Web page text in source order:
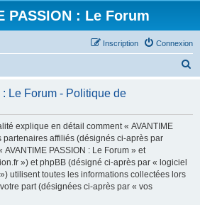
PASSION : Le Forum
Connexion
Inscription
h
Le Forum - Politique de
explique en détail comment « AVANTIME
partenaires affiliés (désignés ci-après par
PASSION : Le Forum » et
») et phpBB (désigné ci-après par « logiciel
utilisent toutes les informations collectées lors
part (désignées ci-après par « vos